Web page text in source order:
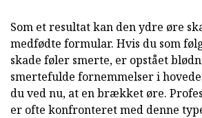
Som et resultat kan den ydre øre
medfødte formular. Hvis du som
skade føler smerte, er opstået
smertefulde fornemmelser i
du ved nu, at en brækket øre.
er ofte konfronteret med denne